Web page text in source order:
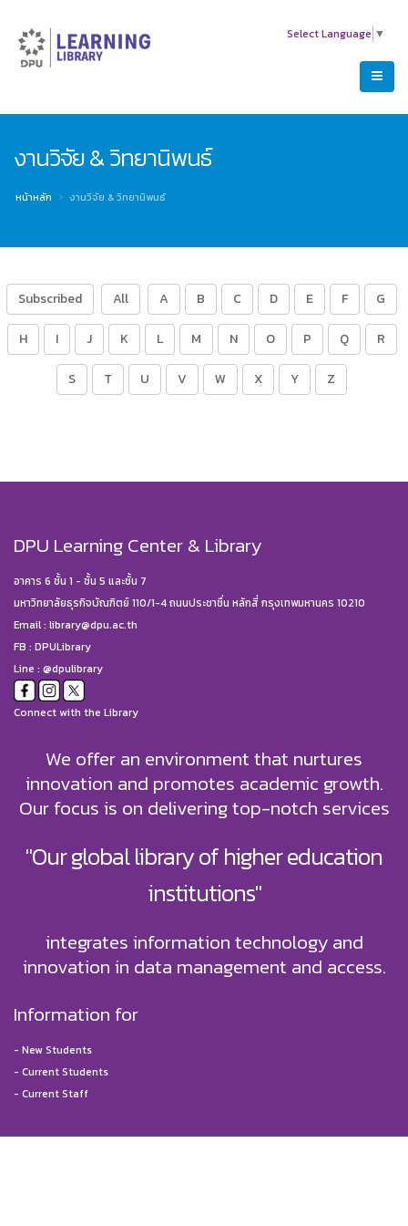
Select Language ▼
งานวิจัย & วิทยานิพนธ์
หน้าหลัก งานวิจัย & วิทยานิพนธ์
Subscribed All A B C D E F G
H I J K L M N O P Q R
S T U V W X Y Z
DPU Learning Center & Library
อาคาร 6 ชั้น 1 - ชั้น 5 และชั้น 7
มหาวิทยาลัยธุรกิจบัณฑิตย์ 110/1-4 ถนนประชาชื่น หลักสี่ กรุงเทพมหานคร 10210
Email : library@dpu.ac.th
FB : DPULibrary
Line : @dpulibrary
Connect with the Library
We offer an environment that nurtures
innovation and promotes academic growth.
Our focus is on delivering top-notch services
"Our global library of higher education
institutions"
integrates information technology and
innovation in data management and access.
Information for
- New Students
- Current Students
- Current Staff